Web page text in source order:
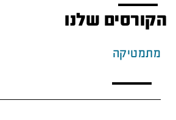
הקורסים שלנו
מתמטיקה